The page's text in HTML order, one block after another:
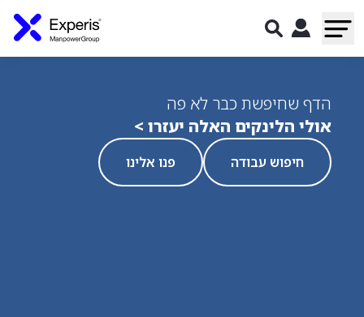
הדף שחיפשת כבר לא פה
אולי הלינקים האלה יעזרו >
חיפוש עבודה פנו אלינו